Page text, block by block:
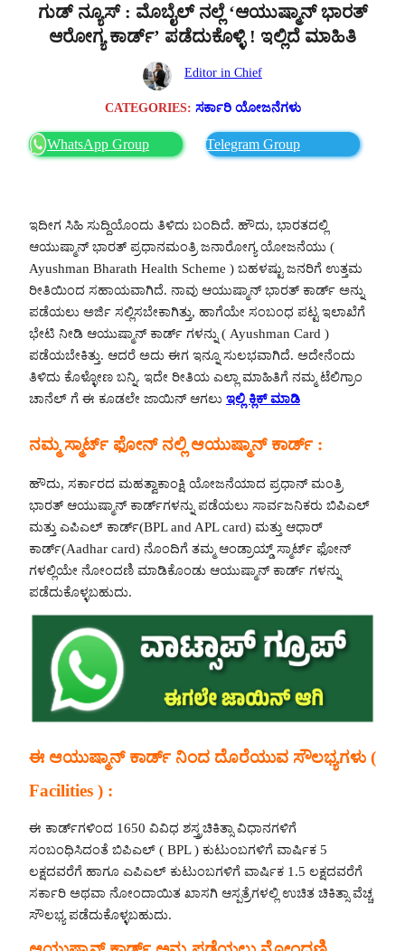
ಗುಡ್ ನ್ಯೂಸ್ : ಮೊಬೈಲ್ ನಲ್ಲೆ ʻಆಯುಷ್ಮಾನ್ ಭಾರತ್
ಆರೋಗ್ಯ ಕಾರ್ಡ್ʼ ಪಡೆದುಕೊಳ್ಳಿ ! ಇಲ್ಲಿದೆ ಮಾಹಿತಿ
Editor in Chief
CATEGORIES: ಸರ್ಕಾರಿ ಯೋಜನೆಗಳು
WhatsApp Group Telegram Group
ಇದೀಗ ಸಿಹಿ ಸುದ್ದಿಯೊಂದು ತಿಳಿದು ಬಂದಿದೆ. ಹೌದು, ಭಾರತದಲ್ಲಿ
ಆಯುಷ್ಮಾನ್ ಭಾರತ್ ಪ್ರಧಾನಮಂತ್ರಿ ಜನಾರೋಗ್ಯ ಯೋಜನೆಯು (
Ayushman Bharath Health Scheme ) ಬಹಳಷ್ಟು ಜನರಿಗೆ ಉತ್ತಮ
ರೀತಿಯಿಂದ ಸಹಾಯವಾಗಿದೆ. ನಾವು ಆಯುಷ್ಮಾನ್ ಭಾರತ್ ಕಾರ್ಡ್ ಅನ್ನು
ಪಡೆಯಲು ಅರ್ಜಿ ಸಲ್ಲಿಸಬೇಕಾಗಿತ್ತು, ಹಾಗೆಯೇ ಸಂಬಂಧ ಪಟ್ಟ ಇಲಾಖೆಗೆ
ಭೇಟಿ ನೀಡಿ ಆಯುಷ್ಮಾನ್ ಕಾರ್ಡ್ ಗಳನ್ನು ( Ayushman Card )
ಪಡೆಯಬೇಕಿತ್ತು. ಆದರೆ ಅದು ಈಗ ಇನ್ನೂ ಸುಲಭವಾಗಿದೆ. ಅದೇನೆಂದು
ತಿಳಿದು ಕೊಳ್ಳೋಣ ಬನ್ನಿ. ಇದೇ ರೀತಿಯ ಎಲ್ಲಾ ಮಾಹಿತಿಗೆ ನಮ್ಮ ಟೆಲಿಗ್ರಾಂ
ಚಾನೆಲ್ ಗೆ ಈ ಕೂಡಲೇ ಜಾಯಿನ್ ಆಗಲು ಇಲ್ಲಿ ಕ್ಲಿಕ್ ಮಾಡಿ
ನಮ್ಮ ಸ್ಮಾರ್ಟ್ ಫೋನ್ ನಲ್ಲಿ ಆಯುಷ್ಮಾನ್ ಕಾರ್ಡ್ :
ಹೌದು, ಸರ್ಕಾರದ ಮಹತ್ವಾಕಾಂಕ್ಷಿ ಯೋಜನೆಯಾದ ಪ್ರಧಾನ್ ಮಂತ್ರಿ
ಭಾರತ್ ಆಯುಷ್ಮಾನ್ ಕಾರ್ಡ್‍ಗಳನ್ನು ಪಡೆಯಲು ಸಾರ್ವಜನಿಕರು ಬಿಪಿಎಲ್
ಮತ್ತು ಎಪಿಎಲ್ ಕಾರ್ಡ್(BPL and APL card) ಮತ್ತು ಆಧಾರ್
ಕಾರ್ಡ್(Aadhar card) ನೊಂದಿಗೆ ತಮ್ಮ ಆಂಡ್ರಾಯ್ಡ್ ಸ್ಮಾರ್ಟ್ ಫೋನ್
ಗಳಲ್ಲಿಯೇ ನೋಂದಣಿ ಮಾಡಿಕೊಂಡು ಆಯುಷ್ಮಾನ್ ಕಾರ್ಡ್ ಗಳನ್ನು
ಪಡೆದುಕೊಳ್ಳಬಹುದು.
ಈ ಆಯುಷ್ಮಾನ್ ಕಾರ್ಡ್ ನಿಂದ ದೊರೆಯುವ ಸೌಲಭ್ಯಗಳು (
Facilities ) :
ಈ ಕಾರ್ಡ್‍ಗಳಿಂದ 1650 ವಿವಿಧ ಶಸ್ತ್ರಚಿಕಿತ್ಸಾ ವಿಧಾನಗಳಿಗೆ
ಸಂಬಂಧಿಸಿದಂತೆ ಬಿಪಿಎಲ್ ( BPL ) ಕುಟುಂಬಗಳಿಗೆ ವಾರ್ಷಿಕ 5
ಲಕ್ಷದವರೆಗೆ ಹಾಗೂ ಎಪಿಎಲ್ ಕುಟುಂಬಗಳಿಗೆ ವಾರ್ಷಿಕ 1.5 ಲಕ್ಷದವರೆಗೆ
ಸರ್ಕಾರಿ ಅಥವಾ ನೋಂದಾಯಿತ ಖಾಸಗಿ ಆಸ್ಪತ್ರೆಗಳಲ್ಲಿ ಉಚಿತ ಚಿಕಿತ್ಸಾ ವೆಚ್ಚ
ಸೌಲಭ್ಯ ಪಡೆದುಕೊಳ್ಳಬಹುದು.